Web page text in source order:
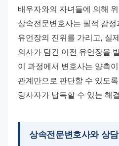
배우자와의 자녀들에 의해
상속전문변호사는 필적 감
유언장의 진위를 가리고, 실
의사가 담긴 이전 유언장을
이 과정에서 변호사는 양측
관계만으로 판단할 수 있도
당사자가 납득할 수 있는 해
상속전문변호사와 상